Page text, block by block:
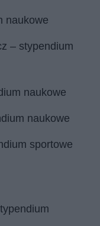
naukowe
– stypendium
naukowe
naukowe
sportowe